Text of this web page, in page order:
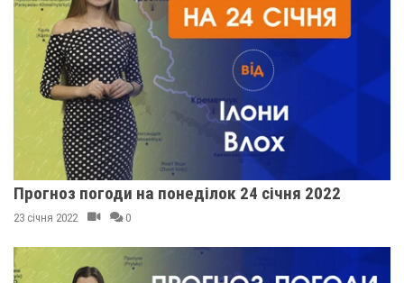
Прогноз погоди на понеділок 24 січня 2022
23 січня 2022 0